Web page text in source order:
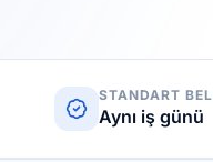
STANDART
Aynı iş günü